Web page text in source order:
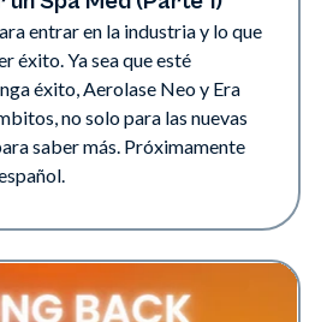
entrar en la industria y lo que
éxito. Ya sea que esté
éxito, Aerolase Neo y Era
no solo para las nuevas
saber más. Próximamente